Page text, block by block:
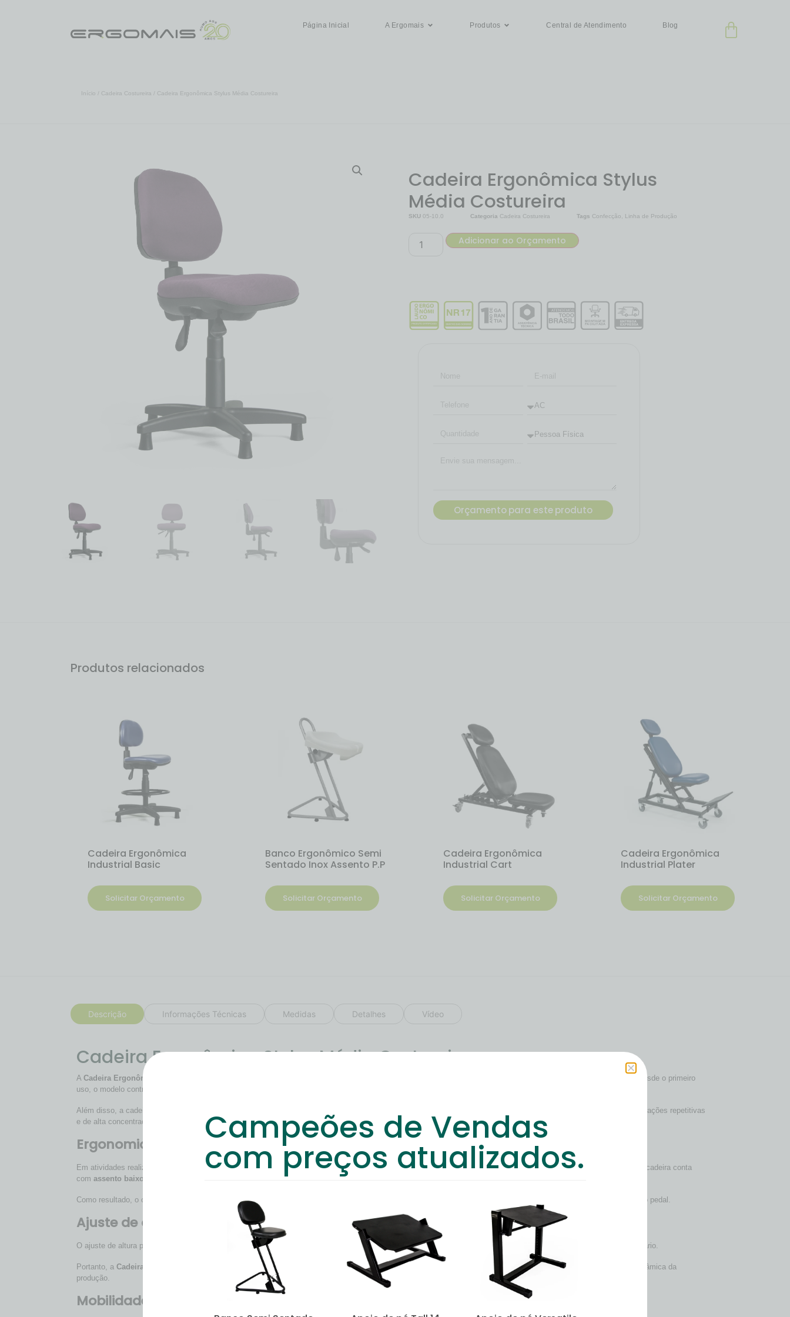
Página Inicial A Ergomais Produtos Central de Atendimento Blog
Início / Cadeira Costureira / Cadeira Ergonômica Stylus Média Costureira
Cadeira Ergonômica Stylus
Média Costureira
SKU05-10.0 Categoria Cadeira Costureira Tags Confecção Linha de Produção
Solicitar Orçamento
Orçamento para este produto
Produtos relacionados
Cadeira Ergonômica
Industrial Basic
Solicitar Orçamento
Banco Ergonômico Semi
Sentado Inox Assento P.P
Solicitar Orçamento
Cadeira Ergonômica
Industrial Cart
Solicitar Orçamento
Cadeira Ergonômica
Industrial Plater
Solicitar Orçamento
Descrição Informações Técnicas Medidas Detalhes Vídeo
Cadeira Ergonômica Stylus Média Costureira
A Cadeira Ergonômica Stylus Média Costureira
. Desde o primeiro
uso, o modelo contribui para a estabilidade do operador em atividades típicas da
Além disso, a cadeira favorece postura adequada em tarefas contínuas, ajudando a reduzir a fadiga ao longo da jornada. Dessa forma, melhora o desempenho em operações repetitivas
e de alta concentração.
Ergonomia aplicada para postos de costura
Em atividades realizadas em máquinas reta,overlock ,galoneira e operações similares, a postura correta influencia diretamente a produtividade. Por esse motivo, a cadeira conta
com assento baixo , que oferecem apoio adequado durante longos períodos sentados.
Como resultado, o operador mantém melhor alinhamento corporal. Consequentemente, há menor esforço físico em movimentos repetitivos e acionamento constante do pedal.
Ajuste de altura e adaptação ao operador
O ajuste de altura por permite regulagens rápidas e precisas. Assim, a cadeira se adapta facilmente à altura da bancada, da máquina e ao biotipo do usuário.
Portanto, a Cadeira Ergonômica Stylus Média Costureira atende ambientes comalternância de operadores
, mantendo padrão ergonômico sem comprometer a dinâmica da
produção.
Mobilidade funcional para rotinas produtivas
Campeões de Vendas
com preços atualizados.